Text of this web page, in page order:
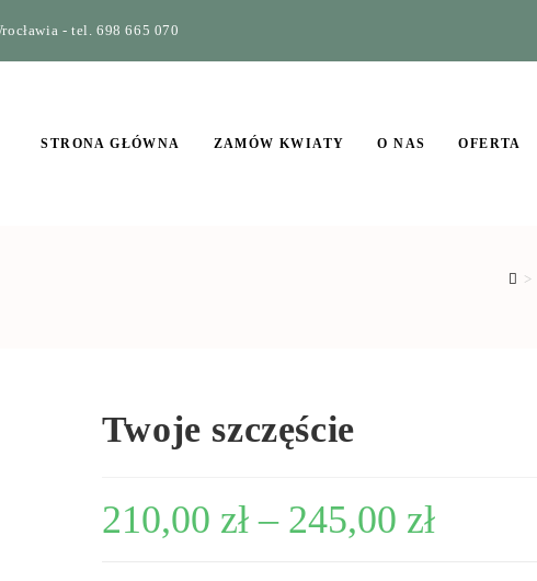
- tel. 698 665 070
STRONA GŁÓWNA ZAMÓW KWIATY O NAS OFERTA
>
Twoje szczęście
210,00 zł – 245,00 zł